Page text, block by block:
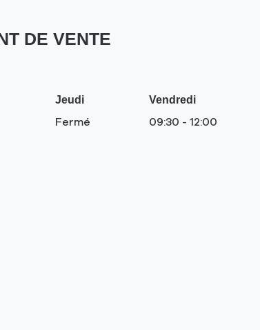
DE VENTE
Jeudi
Fermé
Vendredi
09:30 - 12:00